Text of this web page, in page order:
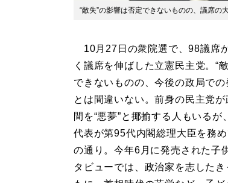
“敵失”の影響は否定できないものの、議席の
10月27日の衆院選で、98議席
く議席を伸ばした立憲民主党。“
できないものの、今後の政局での
とは間違いない。前身の民主党
間を“悪夢”と揶揄する人もいるが
代表が第95代内閣総理大臣を務
の通り。今年6月に発売された子
タビューでは、政治家を志した